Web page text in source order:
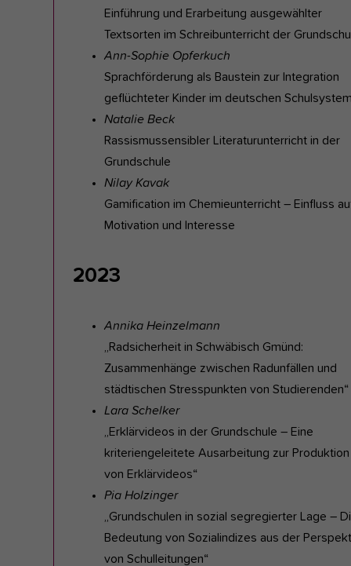
Einführung und Erarbeitung ausgewählter
Textsorten im Schreibunterricht der
Ann-Sophie Opferkuch
Sprachförderung als Baustein zur Integration
geflüchteter Kinder im deutschen
Natalie Beck
Rassismussensibler Literaturunterricht in der
Grundschule
Nilay Kavak
Gamification im Chemieunterricht – Einfluss
Motivation und Interesse
2023
Annika Heinzelmann
„Radsicherheit in Schwäbisch Gmünd:
Zusammenhänge zwischen Radunfällen und
städtischen Stresspunkten von Studierenden“
Lara Schelker
„Erklärvideos in der Grundschule – Eine
kriteriengeleitete Ausarbeitung zur Produktion
von Erklärvideos“
Pia Holzinger
„Grundschulen in sozial segregierter Lage –
Bedeutung von Sozialindizes aus der
von Schulleitungen“